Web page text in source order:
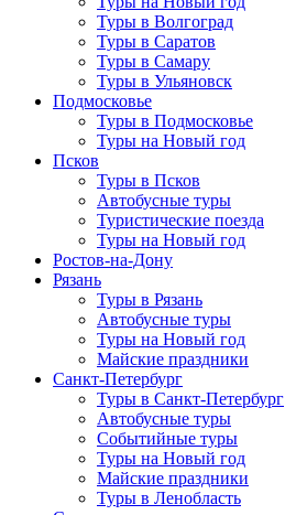
Туры в Волгоград
Туры в Саратов
Туры в Самару
Туры в Ульяновск
Подмосковье
Туры в Подмосковье
Туры на Новый год
Псков
Туры в Псков
Автобусные туры
Туристические поезда
Туры на Новый год
Ростов-на-Дону
Рязань
Туры в Рязань
Автобусные туры
Туры на Новый год
Майские праздники
Санкт-Петербург
Туры в Санкт-Петербург
Автобусные туры
Событийные туры
Туры на Новый год
Майские праздники
Туры в Ленобласть